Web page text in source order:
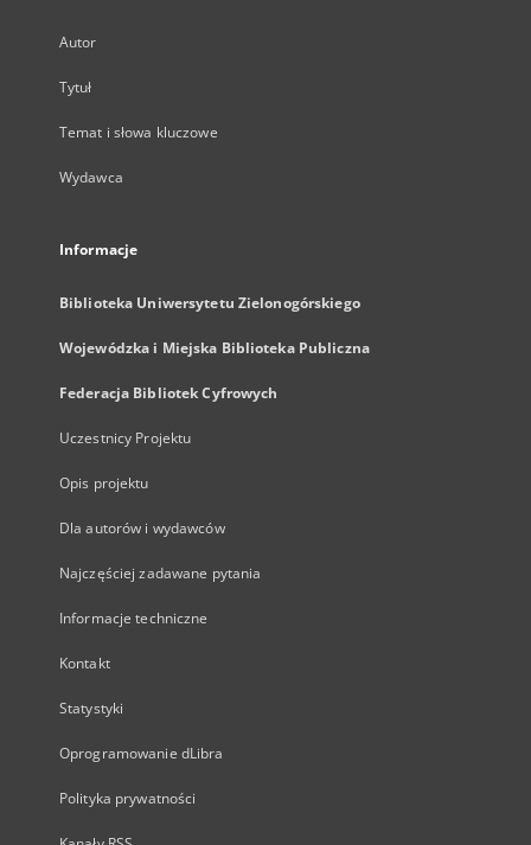
Autor
Tytuł
Temat i słowa kluczowe
Wydawca
Informacje
Biblioteka Uniwersytetu Zielonogórskiego
Wojewódzka i Miejska Biblioteka Publiczna
Federacja Bibliotek Cyfrowych
Uczestnicy Projektu
Opis projektu
Dla autorów i wydawców
Najczęściej zadawane pytania
Informacje techniczne
Kontakt
Statystyki
Oprogramowanie dLibra
Polityka prywatności